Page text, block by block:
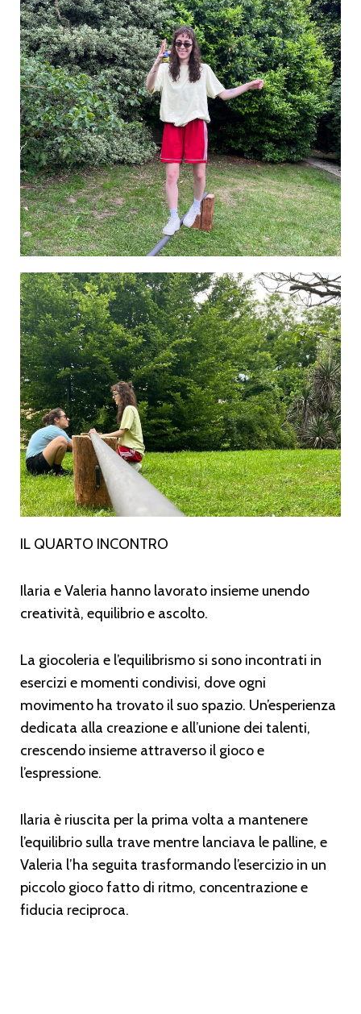
IL QUARTO INCONTRO
Ilaria e Valeria hanno lavorato insieme unendo
creatività, equilibrio e ascolto.
La giocoleria e l’equilibrismo si sono incontrati in
esercizi e momenti condivisi, dove ogni
movimento ha trovato il suo spazio. Un’esperienza
dedicata alla creazione e all’unione dei talenti,
crescendo insieme attraverso il gioco e
l’espressione.
Ilaria è riuscita per la prima volta a mantenere
l’equilibrio sulla trave mentre lanciava le palline, e
Valeria l’ha seguita trasformando l’esercizio in un
piccolo gioco fatto di ritmo, concentrazione e
fiducia reciproca.